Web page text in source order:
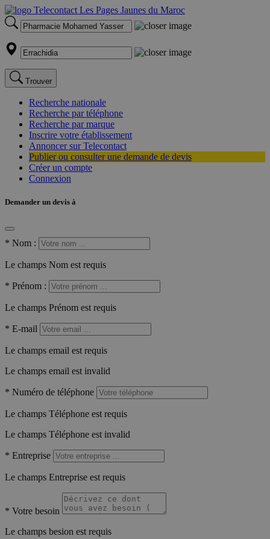
Trouver
Recherche nationale
Recherche par téléphone
Recherche par marque
Inscrire votre établissement
Annoncer sur Telecontact
Publier ou consulter une demande de devis
Créer un compte
Connexion
Demander un devis à
* Nom :
Le champs Nom est requis
* Prénom :
Le champs Prénom est requis
* E-mail
Le champs email est requis
Le champs email est invalid
* Numéro de téléphone
Le champs Téléphone est requis
Le champs Téléphone est invalid
* Entreprise
Le champs Entreprise est requis
* Votre besoin
Le champs besion est requis